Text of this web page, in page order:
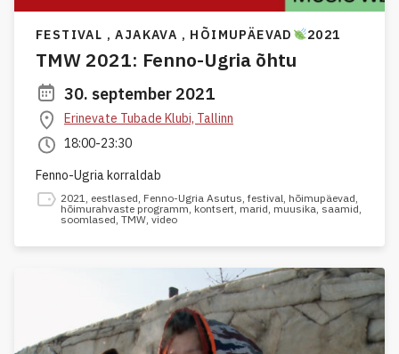
FESTIVAL , AJAKAVA , HÕIMUPÄEVAD 2021
TMW 2021: Fenno-Ugria õhtu
30. september 2021
Erinevate Tubade Klubi, Tallinn
18:00-23:30
Fenno-Ugria korraldab
2021 eestlased Fenno-Ugria Asutus festival hõimupäevad
hõimurahvaste programm, kontsert marid muusika ,saamid
soomlased TMW video